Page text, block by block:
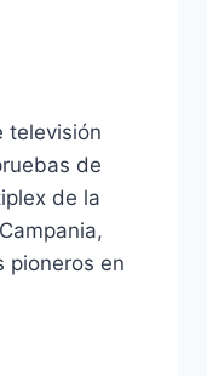
televisión
de
de la
pioneros en